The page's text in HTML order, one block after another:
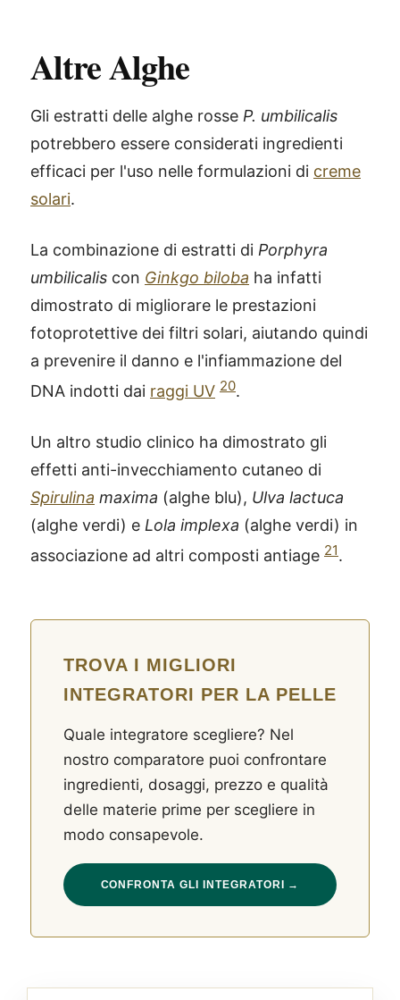
Altre Alghe
Gli estratti delle alghe rosse P. umbilicalis
potrebbero essere considerati ingredienti
efficaci per l'uso nelle formulazioni di creme
solari.
La combinazione di estratti di Porphyra
umbilicalis con Ginkgo biloba ha infatti
dimostrato di migliorare le prestazioni
fotoprotettive dei filtri solari, aiutando quindi
a prevenire il danno e l'infiammazione del
DNA indotti dai raggi UV 20.
Un altro studio clinico ha dimostrato gli
effetti anti-invecchiamento cutaneo di
Spirulina maxima (alghe blu), Ulva lactuca
(alghe verdi) e Lola implexa (alghe verdi) in
associazione ad altri composti antiage 21.
TROVA I MIGLIORI
INTEGRATORI PER LA PELLE
Quale integratore scegliere? Nel
nostro comparatore puoi confrontare
ingredienti, dosaggi, prezzo e qualità
delle materie prime per scegliere in
modo consapevole.
CONFRONTA GLI INTEGRATORI →